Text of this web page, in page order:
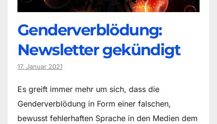
Genderverblödung:
Newsletter gekündigt
17. Januar 2021
Es greift immer mehr um sich, dass die
Genderverblödung in Form einer falschen,
bewusst fehlerhaften Sprache in den Medien dem